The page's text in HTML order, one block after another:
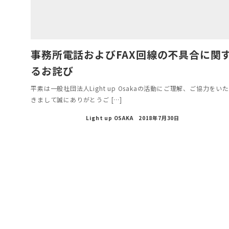
事務所電話およびFAX回線の不具合に関
るお詫び
平素は一般社団法人Light up Osakaの活動にご理解、ご協力をい
きまして誠にありがとうご […]
Light up OSAKA 2018年7月30日